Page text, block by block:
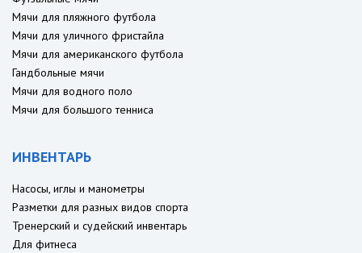
Мячи для пляжного футбола
Мячи для уличного фристайла
Мячи для американского футбола
Гандбольные мячи
Мячи для водного поло
Мячи для большого тенниса
ИНВЕНТАРЬ
Насосы, иглы и манометры
Разметки для разных видов спорта
Тренерский и судейский инвентарь
Для фитнеса